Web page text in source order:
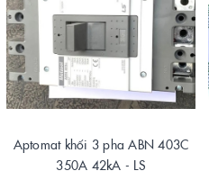
Aptomat khối 3 pha ABN 403C
350A 42kA - LS